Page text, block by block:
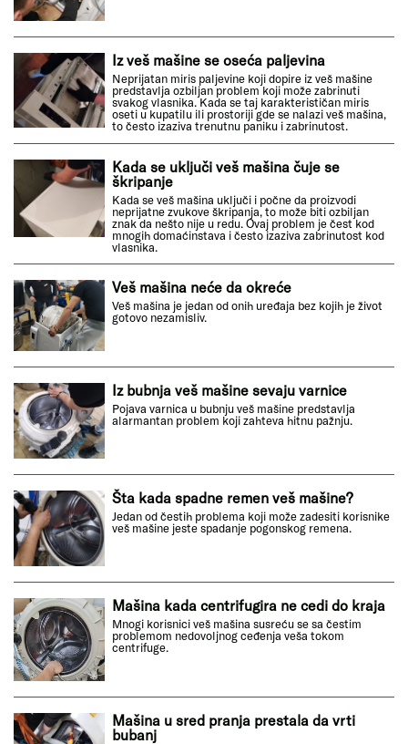
Iz veš mašine se oseća paljevina
Neprijatan miris paljevine koji dopire iz veš mašine
predstavlja ozbiljan problem koji može zabrinuti
svakog vlasnika. Kada se taj karakterističan miris
oseti u kupatilu ili prostoriji gde se nalazi veš mašina,
to često izaziva trenutnu paniku i zabrinutost.
Kada se uključi veš mašina čuje se
škripanje
Kada se veš mašina uključi i počne da proizvodi
neprijatne zvukove škripanja, to može biti ozbiljan
znak da nešto nije u redu. Ovaj problem je čest kod
mnogih domaćinstava i često izaziva zabrinutost kod
vlasnika.
Veš mašina neće da okreće
Veš mašina je jedan od onih uređaja bez kojih je život
gotovo nezamisliv.
Iz bubnja veš mašine sevaju varnice
Pojava varnica u bubnju veš mašine predstavlja
alarmantan problem koji zahteva hitnu pažnju.
Šta kada spadne remen veš mašine?
Jedan od čestih problema koji može zadesiti korisnike
veš mašine jeste spadanje pogonskog remena.
Mašina kada centrifugira ne cedi do kraja
Mnogi korisnici veš mašina susreću se sa čestim
problemom nedovoljnog ceđenja veša tokom
centrifuge.
Mašina u sred pranja prestala da vrti
bubanj